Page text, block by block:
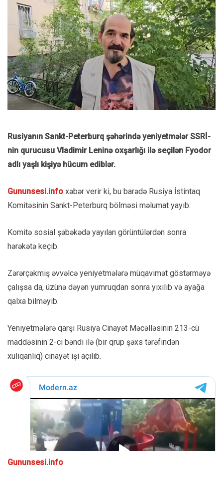
Rusiyanın Sankt-Peterburq şəhərində yeniyetmələr SSRİ-
nin qurucusu Vladimir Leninə oxşarlığı ilə seçilən Fyodor
adlı yaşlı kişiyə hücum ediblər.
Gununsesi.info xəbər verir ki, bu barədə Rusiya İstintaq
Komitəsinin Sankt-Peterburq bölməsi məlumat yayıb.
Komitə sosial şəbəkədə yayılan görüntülərdən sonra
hərəkətə keçib.
Zərərçəkmiş əvvəlcə yeniyetmələrə müqavimət göstərməyə
çalışsa da, üzünə dəyən yumruqdan sonra yıxılıb və ayağa
qalxa bilməyib.
Yeniyetmələrə qarşı Rusiya Cinayət Məcəlləsinin 213-cü
maddəsinin 2-ci bəndi ilə (bir qrup şəxs tərəfindən
xuliqanlıq) cinayət işi açılıb.
Gununsesi.info